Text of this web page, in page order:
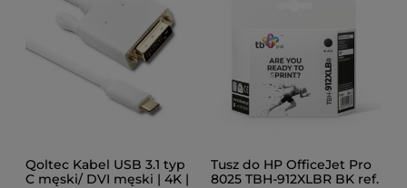
Qoltec Kabel USB 3.1 typ
C męski/ DVI męski | 4K |
Tusz do HP OfficeJet Pro
8025 TBH-912XLBR BK ref.